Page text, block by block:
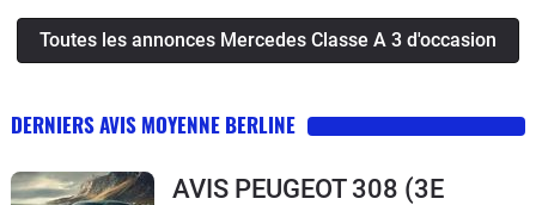
Toutes les annonces Mercedes Classe A 3 d'occasion
DERNIERS AVIS MOYENNE BERLINE
AVIS PEUGEOT 308 (3E